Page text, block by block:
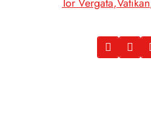
Tor Vergata Vatikan